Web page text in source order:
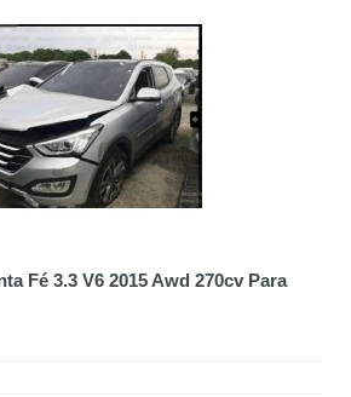
Fé 3.3 V6 2015 Awd 270cv Para